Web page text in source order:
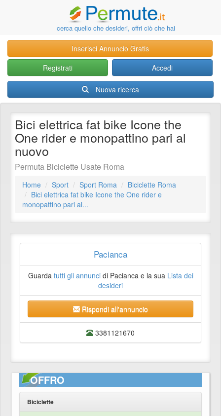
cerca quello che desideri, offri ciò che hai
Inserisci Annuncio Gratis
Registrati
Accedi
Nuova ricerca
Bici elettrica fat bike Icone the
One rider e monopattino pari al
nuovo
Permuta Biciclette Usate Roma
Home Sport Sport Roma
Biciclette Roma
Bici elettrica fat bike Icone the One rider e
monopattino pari al...
Pacianca
Guarda tutti gli annuncidi Pacianca e la sua Lista dei
desideri
Rispondi all'annuncio
3381121670
OFFRO
Biciclette